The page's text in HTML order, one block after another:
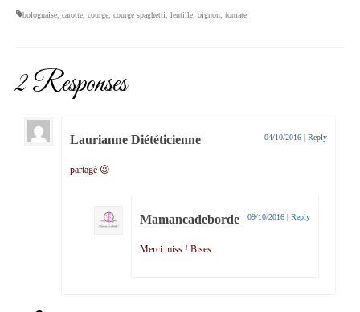
bolognaise, carotte, courge, courge spaghetti, lentille, oignon, tomate
2 Responses
Laurianne Diététicienne 04/10/2016 | Reply
partagé 😉
Mamancadeborde 09/10/2016 | Reply
Merci miss ! Bises